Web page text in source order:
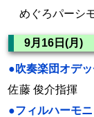
めぐろパーシ
9月16日(月)
●吹奏楽団オデ
佐藤 俊介指揮
●フィルハーモ